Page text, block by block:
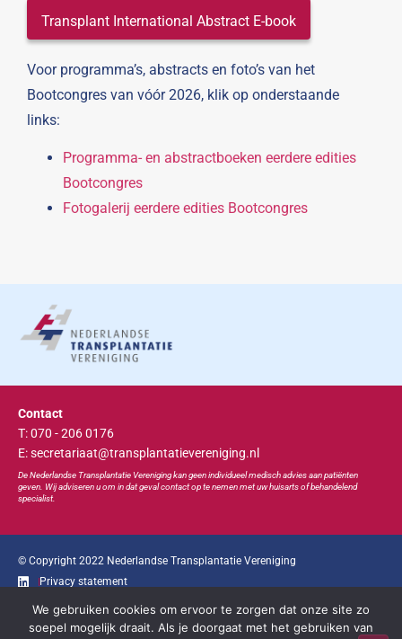
Transplant International Abstract E-book
Voor programma’s, abstracts en foto’s van het
Bootcongres van vóór 2026, klik op onderstaande
links:
Programma- en abstractboeken eerdere edities
Bootcongres
Fotogalerij eerdere edities Bootcongres
Contact
T: 070 - 206 0176
E: secretariaat@transplantatievereniging.nl
De Nederlandse Transplantatie Vereniging kan geen individueel medisch advies aan patiënten
geven. Wij adviseren u om in dat geval contact op te nemen met uw huisarts of behandelend
specialist.
© Copyright 2022 Nederlandse Transplantatie Vereniging
Privacy statement
Ga snel naar...
We gebruiken cookies om ervoor te zorgen dat onze site zo
soepel mogelijk draait. Als je doorgaat met het gebruiken van